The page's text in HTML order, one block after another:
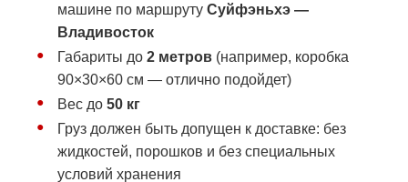
машине по маршруту Суйфэньхэ —
Владивосток
Габариты до 2 метров(например, коробка
90×30×60 см — отлично подойдет)
Вес до 50 кг
Груз должен быть допущен к доставке: без
жидкостей, порошков и без специальных
условий хранения